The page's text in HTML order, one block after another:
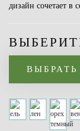
дизайн сочетает в